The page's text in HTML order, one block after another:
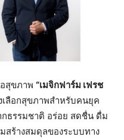
อสุขภาพ “เมจิกฟาร์ม เฟรช
ลือกสุขภาพสำหรับคนยุค
ธรรมชาติ อร่อย สดชื่น ดื่ม
สร้างสมดุลของระบบทาง